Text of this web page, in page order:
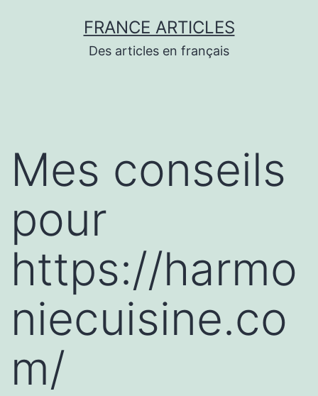
FRANCE ARTICLES
Des articles en français
Mes conseils
pour
https://harmo
niecuisine.co
m/